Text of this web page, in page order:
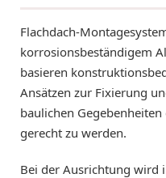
Flachdach-
korrosionsbeständigem
basieren
Ansätzen zur Fixierung
baulichen
gerecht zu werden.
Bei der Ausrichtung wird